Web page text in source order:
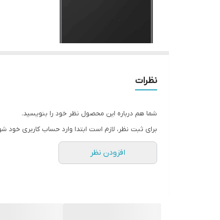
نظرات
شما هم درباره این محصول نظر خود را بنویسید.
برای ثبت نظر، لازم است ابتدا وارد حساب کاربری خود
افزودن نظر